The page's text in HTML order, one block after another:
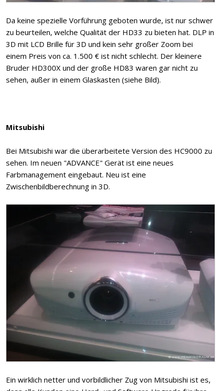
Da keine spezielle Vorführung geboten wurde, ist nur schwer
zu beurteilen, welche Qualität der HD33 zu bieten hat. DLP in
3D mit LCD Brille für 3D und kein sehr großer Zoom bei
einem Preis von ca. 1.500 € ist nicht schlecht. Der kleinere
Bruder HD300X und der große HD83 waren gar nicht zu
sehen, außer in einem Glaskasten (siehe Bild).
Mitsubishi
Bei Mitsubishi war die überarbeitete Version des HC9000 zu
sehen. Im neuen "ADVANCE" Gerät ist eine neues
Farbmanagement eingebaut. Neu ist eine
Zwischenbildberechnung in 3D.
Ein wirklich netter und vorbildlicher Zug von Mitsubishi ist es,